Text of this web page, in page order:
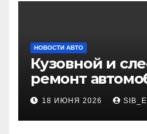
НОВОСТИ АВТО
Кузовной и
ремонт
наличие
запчастей и
сроки
18 ИЮНЯ 2026